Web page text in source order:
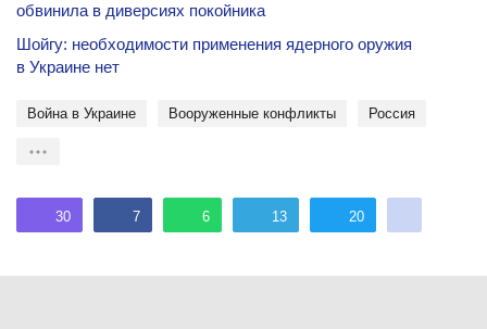
обвинила в диверсиях покойника
Шойгу: необходимости применения ядерного оружия
в Украине нет
Война в Украине Вооруженные конфликты Россия
30 7 6 13 20